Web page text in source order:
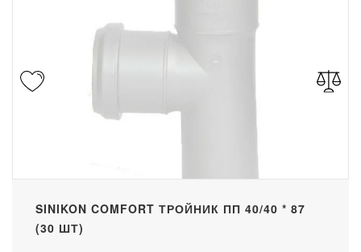
SINIKON COMFORT ТРОЙНИК ПП 40/40 * 87
(30 ШТ)